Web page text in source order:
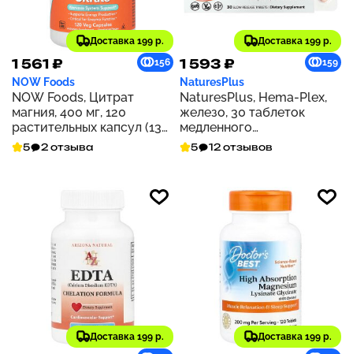
Доставка 199 р.
1 561 ₽ 156
NOW Foods
NOW Foods, Цитрат
магния, 400 мг, 120
растительных капсул (133
мг на капсулу)
5 2 отзыва
Доставка 199 р.
1 593 ₽ 159
NaturesPlus
NaturesPlus, Hema-Plex,
железо, 30 таблеток
медленного
высвобождения
5 12 отзывов
Доставка 199 р. Доставка 199 р.